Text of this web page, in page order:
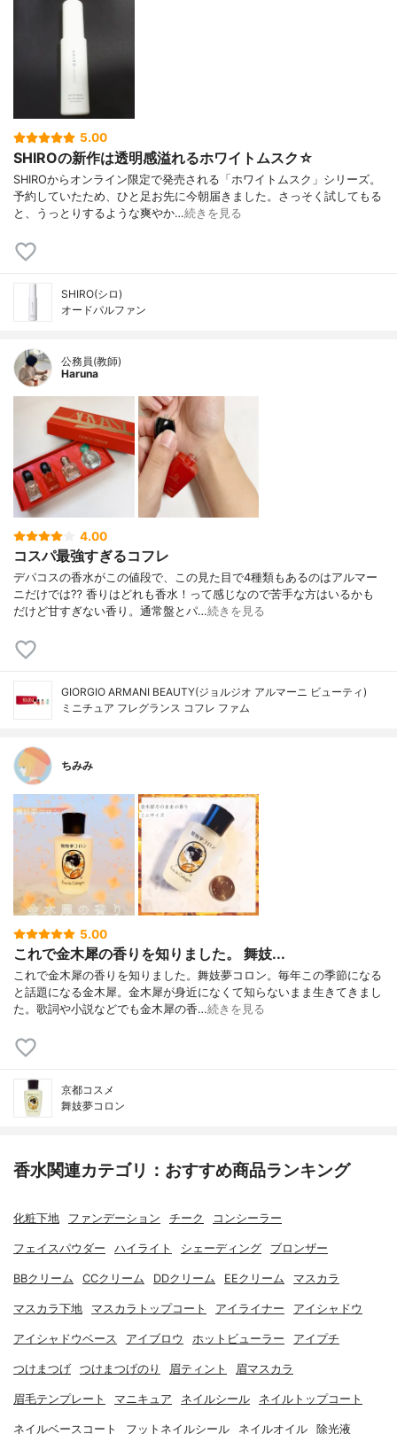
5.00
SHIROの新作は透明感溢れるホワイトムスク☆
SHIROからオンライン限定で発売される「ホワイトムスク」シリーズ。
予約していたため、ひと足お先に今朝届きました。さっそく試してもる
と、うっとりするような爽やか…続きを見る
SHIRO(シロ)
オードパルファン
公務員(教師)
Haruna
4.00
コスパ最強すぎるコフレ
デパコスの香水がこの値段で、この見た目で4種類もあるのはアルマー
ニだけでは⁇ 香りはどれも香水！って感じなので苦手な方はいるかも
だけど甘すぎない香り。通常盤とパ…続きを見る
GIORGIO ARMANI BEAUTY(ジョルジオ アルマーニ ビューティ)
ミニチュア フレグランス コフレ ファム
ちみみ
5.00
これで金木犀の香りを知りました。 舞妓...
これで金木犀の香りを知りました。舞妓夢コロン。毎年この季節になる
と話題になる金木犀。金木犀が身近になくて知らないまま生きてきまし
た。歌詞や小説などでも金木犀の香…続きを見る
京都コスメ
舞妓夢コロン
香水関連カテゴリ：おすすめ商品ランキング
化粧下地 ファンデーション チーク コンシーラー
フェイスパウダー ハイライト シェーディング ブロンザー
BBクリーム CCクリーム DDクリーム EEクリーム マスカラ
マスカラ下地 マスカラトップコート アイライナー アイシャドウ
アイシャドウベース アイブロウ ホットビューラー アイプチ
つけまつげ つけまつげのり 眉ティント 眉マスカラ
眉毛テンプレート マニキュア ネイルシール ネイルトップコート
ネイルベースコート フットネイルシール ネイルオイル 除光液